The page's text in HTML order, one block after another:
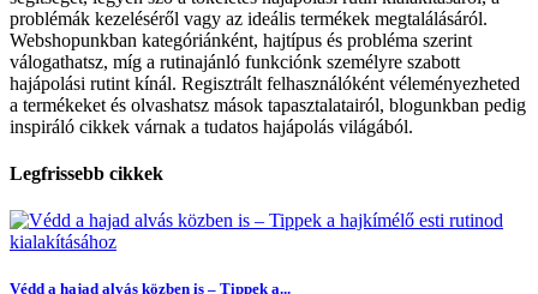
problémák kezeléséről vagy az ideális termékek megtalálásáról.
Webshopunkban kategóriánként, hajtípus és probléma szerint
válogathatsz, míg a rutinajánló funkciónk személyre szabott
hajápolási rutint kínál. Regisztrált felhasználóként véleményezheted
a termékeket és olvashatsz mások tapasztalatairól, blogunkban pedig
inspiráló cikkek várnak a tudatos hajápolás világából.
Legfrissebb cikkek
Védd a hajad alvás közben is – Tippek a...